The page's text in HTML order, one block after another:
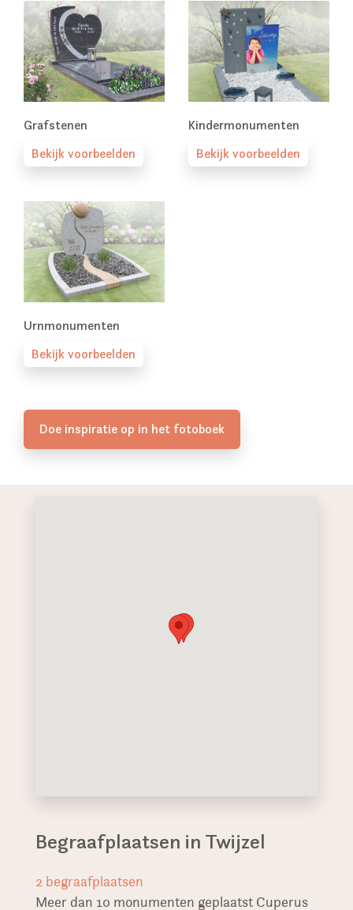
Grafstenen
Bekijk voorbeelden
Kindermonumenten
Bekijk voorbeelden
Urnmonumenten
Bekijk voorbeelden
Doe inspiratie op in het fotoboek
Begraafplaatsen in Twijzel
2 begraafplaatsen
Meer dan 10 monumenten geplaatst Cuperus